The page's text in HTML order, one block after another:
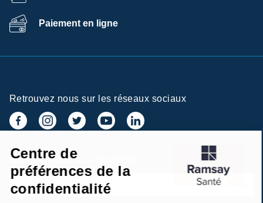
Paiement en ligne
Retrouvez nous sur les réseaux sociaux
Inscrivez-vous à la newsletter
Centre de
préférences de la
confidentialité